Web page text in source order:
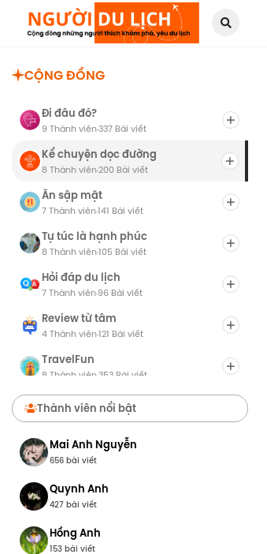
CỘNG ĐỒNG
Đi đâu đó?
9 Thành viên·337 Bài viết
Kể chuyện dọc đường
8 Thành viên·200 Bài viết
Ăn sập mặt
7 Thành viên·141 Bài viết
Tự túc là hạnh phúc
8 Thành viên·105 Bài viết
Hỏi đáp du lịch
7 Thành viên·96 Bài viết
Review từ tâm
4 Thành viên·121 Bài viết
TravelFun
8 Thành viên353 Bài viết
Chợ Du Lịch
8 Thành viên 0 Bài viết
Thành viên nổi bật
Mai Anh Nguyễn
656 bài viết
Quynh Anh
427 bài viết
Hồng Anh
153 bài viết